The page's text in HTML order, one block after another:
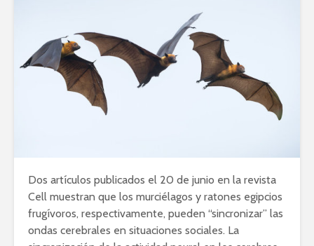
Dos artículos publicados el 20 de junio en la revista
Cell muestran que los murciélagos y ratones egipcios
frugívoros, respectivamente, pueden “sincronizar” las
ondas cerebrales en situaciones sociales. La